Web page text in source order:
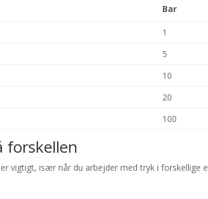
Bar
1
5
10
20
100
forskellen
vigtigt, især når du arbejder med tryk i forskellige